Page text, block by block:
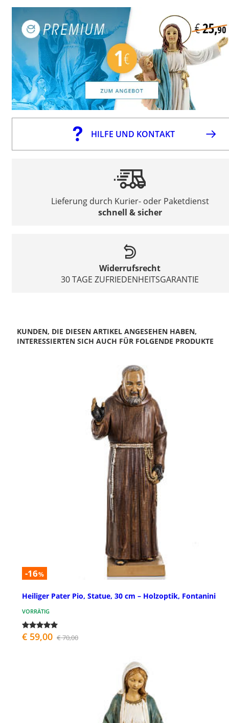
HILFE UND KONTAKT
Lieferung durch Kurier- oder Paketdienst
schnell & sicher
Widerrufsrecht
30 TAGE ZUFRIEDENHEITSGARANTIE
KUNDEN, DIE DIESEN ARTIKEL ANGESEHEN HABEN,
INTERESSIERTEN SICH AUCH FÜR FOLGENDE PRODUKTE
-16%
Heiliger Pater Pio, Statue, 30 cm – Holzoptik, Fontanini
VORRÄTIG
€ 59,00 € 70,00